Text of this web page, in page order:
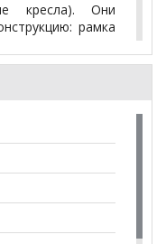
кресла). Они
рамка
имеют
маленькие
верх
между
карман,
толщины и 22
в виде гофры.
основной ткани